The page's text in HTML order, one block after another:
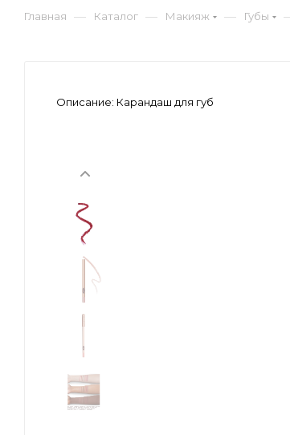
Главная — Каталог — Макияж — Губы
Описание: Карандаш для губ